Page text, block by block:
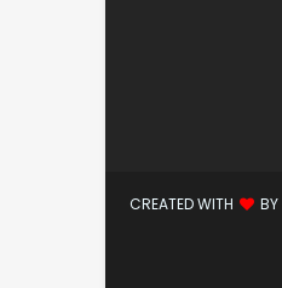
CREATED WITH BY